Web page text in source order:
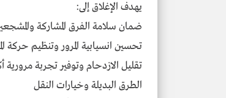
يهدف الإغلاق إلى:
ضمان سلامة الفرق المشاركة
تحسين انسيابية المرور وتنظيم حركة
تقليل الازدحام وتوفير تجربة مرورية
الطرق البديلة وخيارات النقل